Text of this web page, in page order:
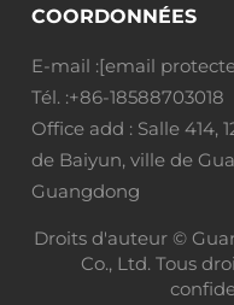
COORDONNÉES
E-mail :[email
Tél. :+86-18588703018
Office add : Salle 414,
de Baiyun, ville de
Guangdong
Droits d'auteur ©
Co., Ltd. Tous